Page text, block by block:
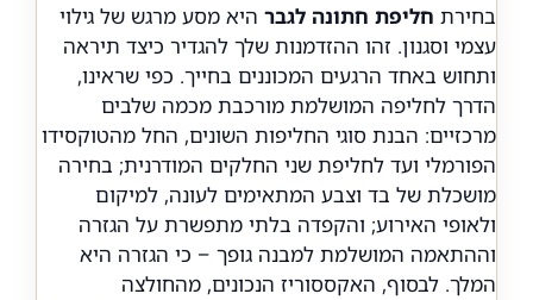
בחירת חליפת חתונה לגבר היא מסע מרגש של גילוי
עצמי וסגנון. זהו ההזדמנות שלך להגדיר כיצד תיראה
ותחוש באחד הרגעים המכוננים בחייך. כפי שראינו,
הדרך לחליפה המושלמת מורכבת מכמה שלבים
מרכזיים: הבנת סוגי החליפות השונים, החל מהטוקסידו
הפורמלי ועד לחליפת שני החלקים המודרנית; בחירה
מושכלת של בד וצבע המתאימים לעונה, למיקום
ולאופי האירוע; והקפדה בלתי מתפשרת על הגזרה
וההתאמה המושלמת למבנה גופך – כי הגזרה היא
המלך. לבסוף, האקססוריז הנכונים, מהחולצה